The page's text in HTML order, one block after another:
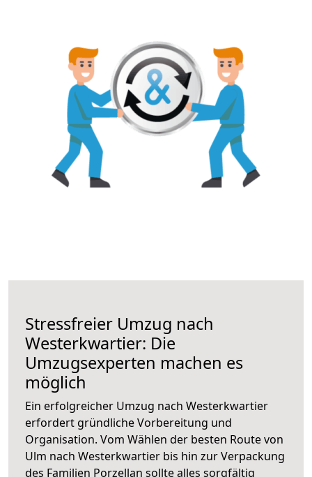
Stressfreier Umzug nach
Westerkwartier: Die
Umzugsexperten machen es
möglich
Ein erfolgreicher Umzug nach Westerkwartier
erfordert gründliche Vorbereitung und
Organisation. Vom Wählen der besten Route von
Ulm nach Westerkwartier bis hin zur Verpackung
des Familien Porzellan sollte alles sorgfältig